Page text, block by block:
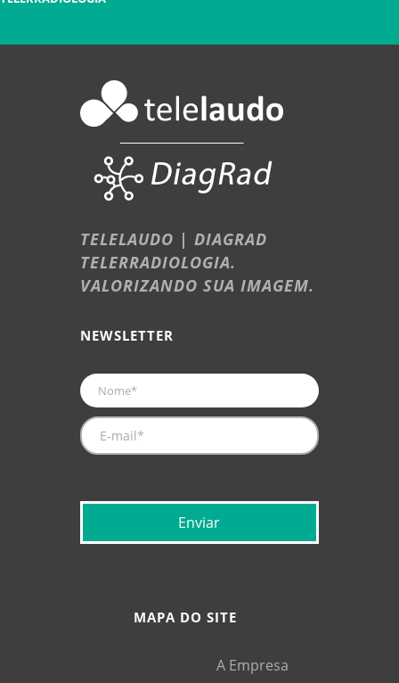
TELELAUDO | DIAGRAD
TELERRADIOLOGIA.
VALORIZANDO SUA IMAGEM.
NEWSLETTER
MAPA DO SITE
A Empresa